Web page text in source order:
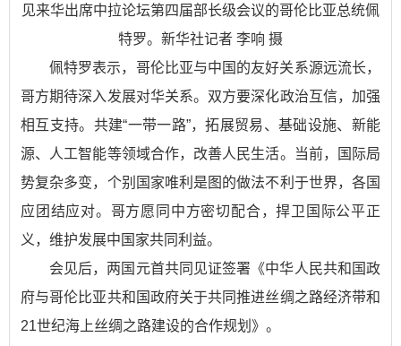
见来华出席中拉论坛第四届部长级会议的哥伦比亚总统佩
特罗。新华社记者 李响 摄
佩特罗表示，哥伦比亚与中国的友好关系源远流长，
哥方期待深入发展对华关系。双方要深化政治互信，加强
相互支持。共建“一带一路”，拓展贸易、基础设施、新能
源、人工智能等领域合作，改善人民生活。当前，国际局
势复杂多变，个别国家唯利是图的做法不利于世界，各国
应团结应对。哥方愿同中方密切配合，捍卫国际公平正
义，维护发展中国家共同利益。
会见后，两国元首共同见证签署《中华人民共和国政
府与哥伦比亚共和国政府关于共同推进丝绸之路经济带和
21世纪海上丝绸之路建设的合作规划》。